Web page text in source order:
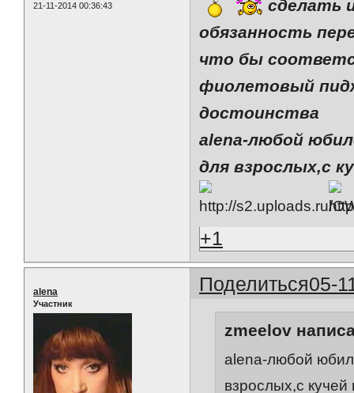
21-11-2014 00:36:43
сделать
обязанность
что бы
фиолетовый
достоинства
alena-любой
для взрослых,с
+1
Поделиться05-
alena
Участник
zmeelov
alena-любой
взрослых,с